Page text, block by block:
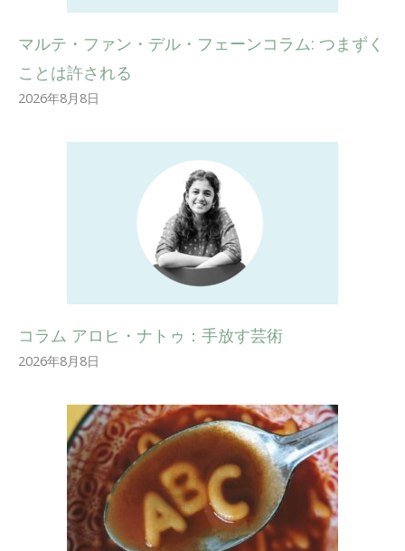
マルテ・ファン・デル・フェーンコラム: つまずく
ことは許される
2026年8月8日
コラム アロヒ・ナトゥ：手放す芸術
2026年8月8日